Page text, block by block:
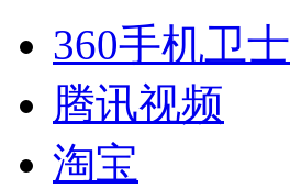
360手机卫士
腾讯视频
淘宝